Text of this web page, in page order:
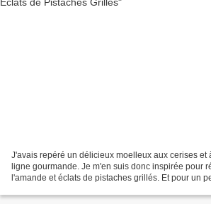
J'avais repéré un délicieux moelleux aux cerises et
ligne gourmande. Je m'en suis donc inspirée pour
l'amande et éclats de pistaches grillés. Et pour un